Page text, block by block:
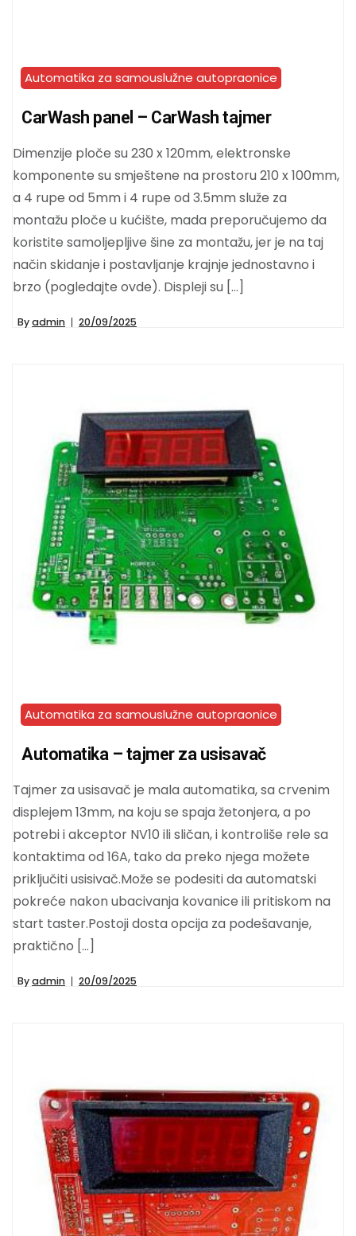
Automatika za samouslužne autopraonice
CarWash panel – CarWash tajmer
Dimenzije ploče su 230 x 120mm, elektronske
komponente su smještene na prostoru 210 x 100mm,
a 4 rupe od 5mm i 4 rupe od 3.5mm služe za
montažu ploče u kućište, mada preporučujemo da
koristite samoljepljive šine za montažu, jer je na taj
način skidanje i postavljanje krajnje jednostavno i
brzo (pogledajte ovde). Displeji su […]
Byadmin 20/09/2025
Automatika za samouslužne autopraonice
Automatika – tajmer za usisavač
Tajmer za usisavač je mala automatika, sa crvenim
displejem 13mm, na koju se spaja žetonjera, a po
potrebi i akceptor NV10 ili sličan, i kontroliše rele sa
kontaktima od 16A, tako da preko njega možete
priključiti usisivač.Može se podesiti da automatski
pokreće nakon ubacivanja kovanice ili pritiskom na
start taster.Postoji dosta opcija za podešavanje,
praktično […]
Byadmin 20/09/2025